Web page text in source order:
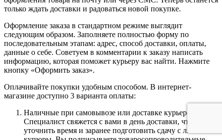
только ждать доставки и радоваться новой покупке.
Оформление заказа в стандартном режиме выглядит
следующим образом. Заполняете полностью форму по
последовательным этапам: адрес, способ доставки, оплаты,
данные о себе. Советуем в комментарии к заказу написать
информацию, которая поможет курьеру вас найти. Нажмите
кнопку «Оформить заказ».
Оплачивайте покупки удобным способом. В интернет-
магазине доступно 3 варианта оплаты:
Наличные при самовывозе или доставке курьером.
Специалист свяжется с вами в день доставки, чтобы
уточнить время и заранее подготовить сдачу с любой